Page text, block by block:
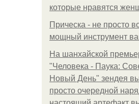
которые нравятся
Прическа - не просто
мощный инструмент
На шанхайской
"Человека - Паука:
Новый День" зендея
просто очередной